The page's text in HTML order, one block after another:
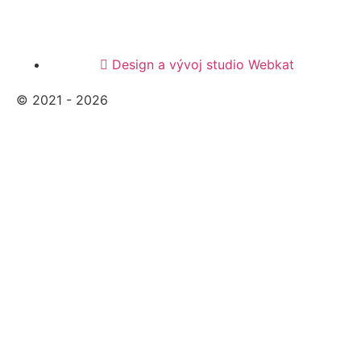
© 2021 - 2026
Design a vývoj studio Webkat